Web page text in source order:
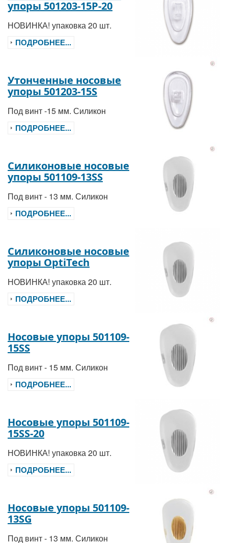
упоры 501203-15P-20
НОВИНКА! упаковка 20 шт.
ПОДРОБНЕЕ...
Утонченные носовые
упоры 501203-15S
Под винт -15 мм. Силикон
ПОДРОБНЕЕ...
Силиконовые носовые
упоры 501109-13SS
Под винт - 13 мм. Силикон
ПОДРОБНЕЕ...
Силиконовые носовые
упоры OptiTech
НОВИНКА! упаковка 20 шт.
ПОДРОБНЕЕ...
Носовые упоры 501109-
15SS
Под винт - 15 мм. Силикон
ПОДРОБНЕЕ...
Носовые упоры 501109-
15SS-20
НОВИНКА! упаковка 20 шт.
ПОДРОБНЕЕ...
Носовые упоры 501109-
13SG
Под винт - 13 мм. Силикон